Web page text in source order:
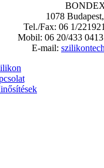
1078
Tel./Fax: 06 1/
Mobil: 06 20/433
E-mail: